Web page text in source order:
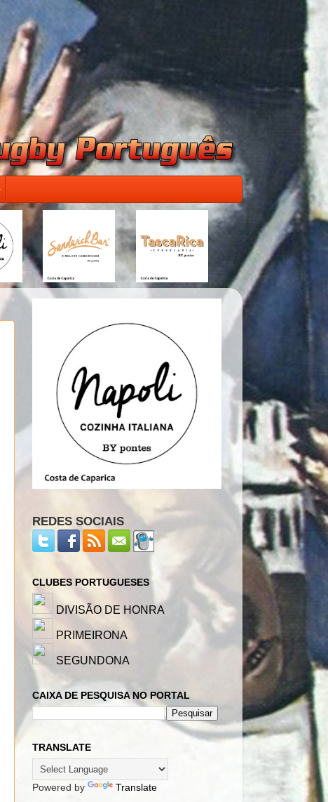
REDES SOCIAIS
CLUBES PORTUGUESES
DIVISÃO DE HONRA
PRIMEIRONA
SEGUNDONA
CAIXA DE PESQUISA NO PORTAL
TRANSLATE
Powered by Translate